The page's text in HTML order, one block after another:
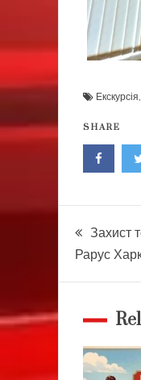
Екскурсія,
SHARE
Захист
Рарус